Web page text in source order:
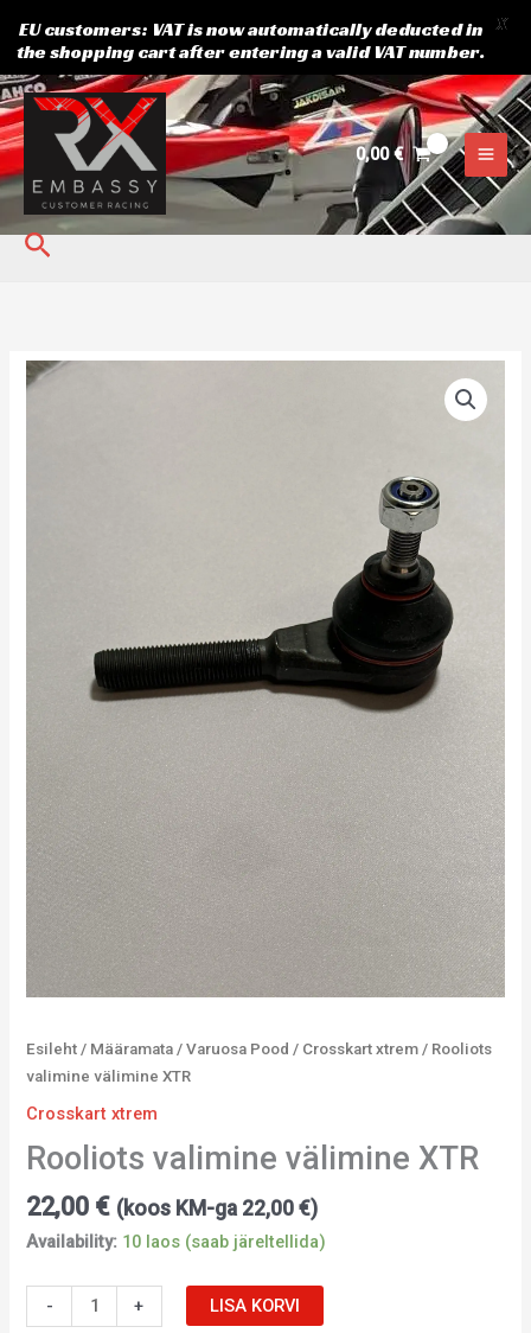
Skip
to
content
0,00€
Search
Esileht / Määramata /Varuosa Pood / Crosskart xtrem / Rooliots
valimine välimine XTR
Crosskart xtrem
Rooliots valimine välimine XTR
22,00 € (koos KM-ga 22,00€)
Availability: 10 laos (saab järeltellida)
-
Rooliots
+ LISA KORVI
EU customers: VAT is now automatically deducted in
the shopping cart after entering a valid VAT number.
X